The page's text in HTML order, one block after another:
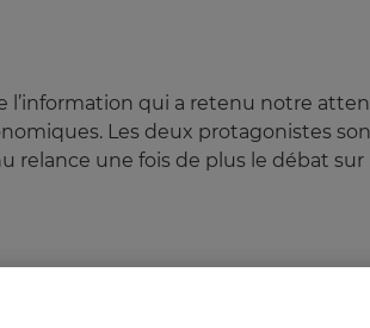
l’information qui a retenu notre
Les deux protagonistes
une fois de plus le débat